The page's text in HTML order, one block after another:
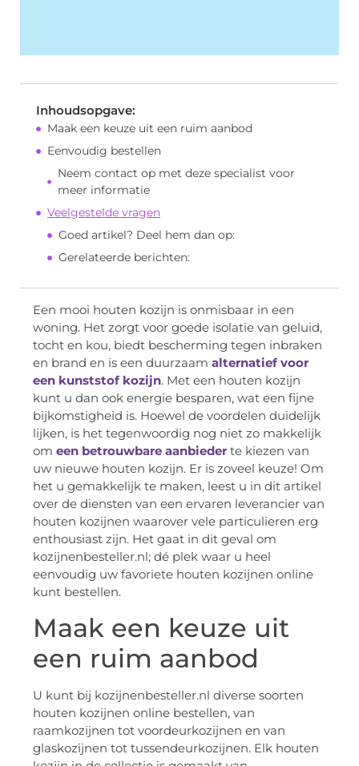
Inhoudsopgave:
Maak een keuze uit een ruim aanbod
Eenvoudig bestellen
Neem contact op met deze specialist voor
meer informatie
Veelgestelde vragen
Goed artikel? Deel hem dan op:
Gerelateerde berichten:
Een mooi houten kozijn is onmisbaar in een
woning. Het zorgt voor goede isolatie van geluid,
tocht en kou, biedt bescherming tegen inbraken
en brand en is een duurzaam alternatief voor
een kunststof kozijn. Met een houten kozijn
kunt u dan ook energie besparen, wat een fijne
bijkomstigheid is. Hoewel de voordelen duidelijk
lijken, is het tegenwoordig nog niet zo makkelijk
om een betrouwbare aanbieder te kiezen van
uw nieuwe houten kozijn. Er is zoveel keuze! Om
het u gemakkelijk te maken, leest u in dit artikel
over de diensten van een ervaren leverancier van
houten kozijnen waarover vele particulieren erg
enthousiast zijn. Het gaat in dit geval om
kozijnenbesteller.nl; dé plek waar u heel
eenvoudig uw favoriete houten kozijnen online
kunt bestellen.
Maak een keuze uit
een ruim aanbod
U kunt bij kozijnenbesteller.nl diverse soorten
houten kozijnen online bestellen, van
raamkozijnen tot voordeurkozijnen en van
glaskozijnen tot tussendeurkozijnen. Elk houten